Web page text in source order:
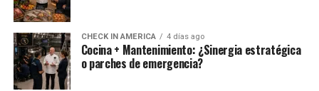
CHECK IN AMERICA 4 días ago
Cocina + Mantenimiento: ¿Sinergia estratégica
o parches de emergencia?